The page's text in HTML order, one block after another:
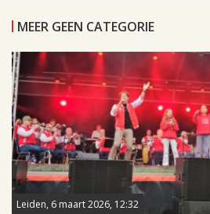
MEER GEEN CATEGORIE
Leiden, 6 maart 2026, 12:32